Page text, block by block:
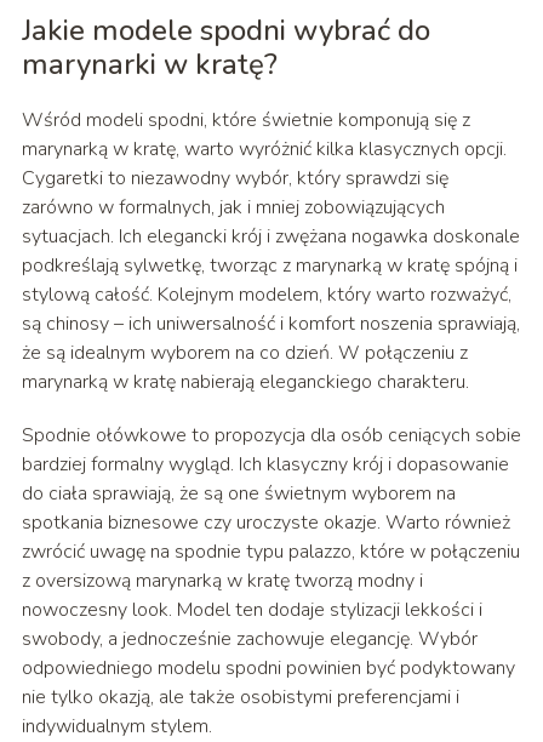
Jakie modele spodni wybrać do
marynarki w kratę?
Wśród modeli spodni, które świetnie komponują się z
marynarką w kratę, warto wyróżnić kilka klasycznych opcji.
Cygaretki to niezawodny wybór, który sprawdzi się
zarówno w formalnych, jak i mniej zobowiązujących
sytuacjach. Ich elegancki krój i zwężana nogawka doskonale
podkreślają sylwetkę, tworząc z marynarką w kratę spójną i
stylową całość. Kolejnym modelem, który warto rozważyć,
są chinosy – ich uniwersalność i komfort noszenia sprawiają,
że są idealnym wyborem na co dzień. W połączeniu z
marynarką w kratę nabierają eleganckiego charakteru.
Spodnie ołówkowe to propozycja dla osób ceniących sobie
bardziej formalny wygląd. Ich klasyczny krój i dopasowanie
do ciała sprawiają, że są one świetnym wyborem na
spotkania biznesowe czy uroczyste okazje. Warto również
zwrócić uwagę na spodnie typu palazzo, które w połączeniu
z oversizową marynarką w kratę tworzą modny i
nowoczesny look. Model ten dodaje stylizacji lekkości i
swobody, a jednocześnie zachowuje elegancję. Wybór
odpowiedniego modelu spodni powinien być podyktowany
nie tylko okazją, ale także osobistymi preferencjami i
indywidualnym stylem.